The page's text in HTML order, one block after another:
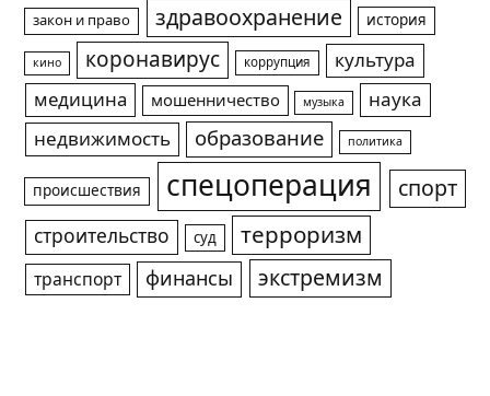
закон и право здравоохранение история
кино коронавирус коррупция
культура
медицина
мошенничество музыка
наука
недвижимость
образование политика
происшествия спецоперация спорт
строительство суд терроризм
транспорт финансы экстремизм